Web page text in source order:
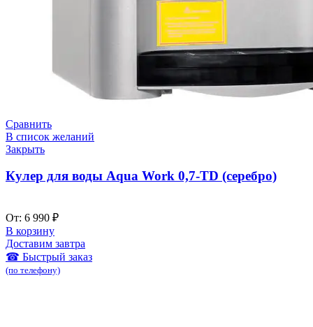
Сравнить
В список желаний
Закрыть
Кулер для воды Aqua Work 0,7-TD (серебро)
От: 6 990 ₽
В корзину
Доставим завтра
☎ Быстрый заказ
(по телефону)